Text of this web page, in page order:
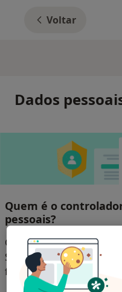
Voltar
Dados
Quem é o
pessoais?
O controlador de dados
SL com sede em
floor 1308019.